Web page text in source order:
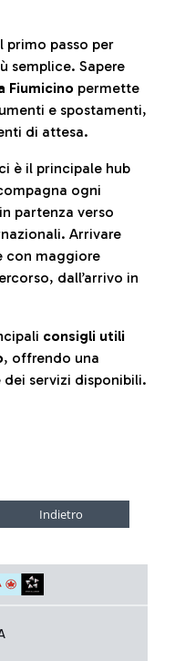
primo passo per
semplice. Sapere
Fiumicino permette
e spostamenti,
di attesa.
è il principale hub
ogni
partenza verso
Arrivare
con maggiore
dall’arrivo in
consigli utili
, offrendo una
servizi disponibili.